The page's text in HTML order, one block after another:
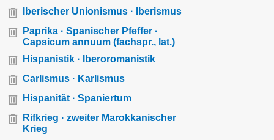
Iberischer Unionismus · Iberismus
Paprika · Spanischer Pfeffer ·
Capsicum annuum (fachspr., lat.)
Hispanistik · Iberoromanistik
Carlismus · Karlismus
Hispanität · Spaniertum
Rifkrieg · zweiter Marokkanischer
Krieg